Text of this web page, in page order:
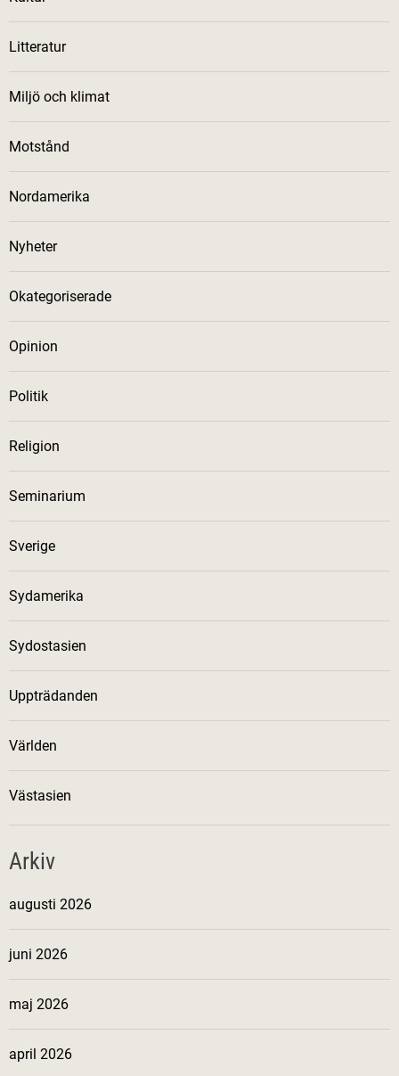
Litteratur
Miljö och klimat
Motstånd
Nordamerika
Nyheter
Okategoriserade
Opinion
Politik
Religion
Seminarium
Sverige
Sydamerika
Sydostasien
Uppträdanden
Världen
Västasien
Arkiv
augusti 2026
juni 2026
maj 2026
april 2026